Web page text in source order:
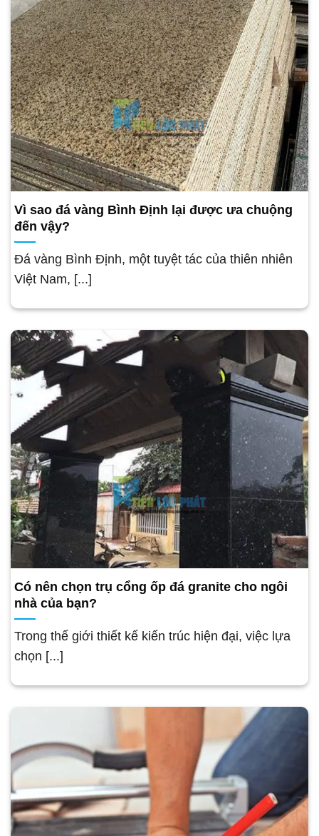
Vì sao đá vàng Bình Định lại được ưa chuộng
đến vậy?
Đá vàng Bình Định, một tuyệt tác của thiên nhiên
Việt Nam, [...]
Có nên chọn trụ cổng ốp đá granite cho ngôi
nhà của bạn?
Trong thế giới thiết kế kiến trúc hiện đại, việc lựa
chọn [...]